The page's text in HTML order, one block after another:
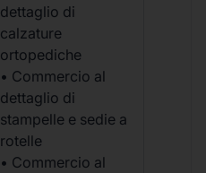
dettaglio di
calzature
ortopediche
• Commercio al
dettaglio di
stampelle e sedie a
rotelle
• Commercio al